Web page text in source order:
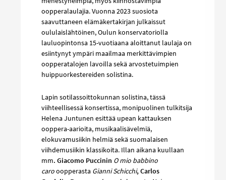
oopperalaulajia. Vuonna 2023 suosiota
saavuttaneen elämäkertakirjan julkaissut
oululaislähtöinen, Oulun konservatoriolla
lauluopintonsa 15-vuotiaana aloittanut laulaja on
esiintynyt ympäri maailmaa merkittävimpien
oopperatalojen lavoilla sekä arvostetuimpien
huippuorkestereiden solistina.
Lapin sotilassoittokunnan solistina, tässä
viihteellisessä konsertissa, monipuolinen tulkitsija
Helena Juntunen esittää upean kattauksen
ooppera-aarioita, musikaalisävelmiä,
elokuvamusiikin helmiä sekä suomalaisen
viihdemusiikin klassikoita. Illan aikana kuullaan
mm. Giacomo Puccinin O mio babbino
carooopperasta Gianni Schicchi, Carlos